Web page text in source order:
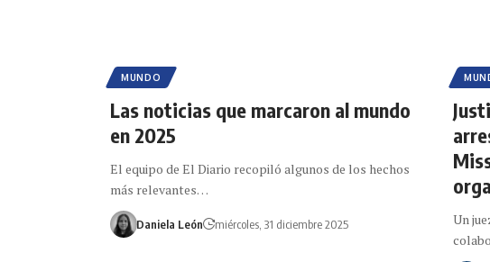
MUNDO
Las noticias que marcaron al mundo
en 2025
El equipo de El Diario recopiló algunos de los hechos
más relevantes…
Daniela León miércoles, 31 diciembre 2025
Un